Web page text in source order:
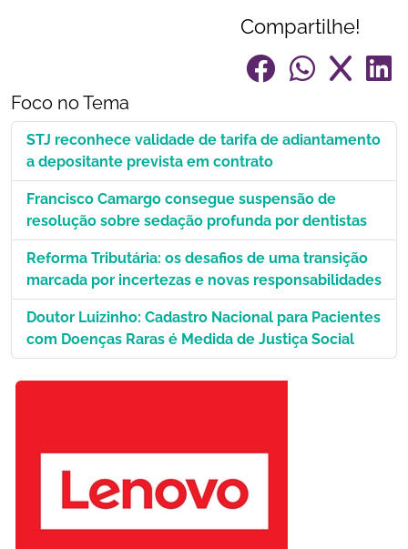
Compartilhe!
Foco no Tema
STJ reconhece validade de tarifa de adiantamento
a depositante prevista em contrato
Francisco Camargo consegue suspensão de
resolução sobre sedação profunda por dentistas
Reforma Tributária: os desafios de uma transição
marcada por incertezas e novas responsabilidades
Doutor Luizinho: Cadastro Nacional para Pacientes
com Doenças Raras é Medida de Justiça Social